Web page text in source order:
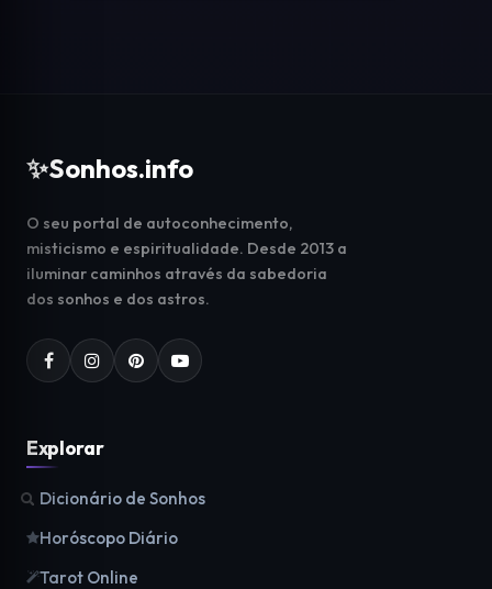
✨Sonhos.info
O seu portal de autoconhecimento,
misticismo e espiritualidade. Desde 2013 a
iluminar caminhos através da sabedoria
dos sonhos e dos astros.
Explorar
Dicionário de Sonhos
Horóscopo Diário
Tarot Online